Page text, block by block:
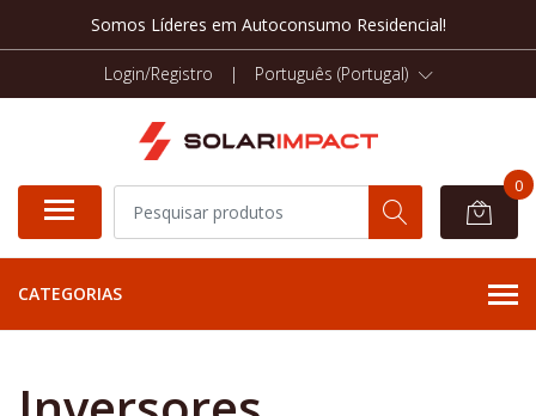
Somos Líderes em Autoconsumo Residencial!
Login/Registro | Português (Portugal)
0
CATEGORIAS